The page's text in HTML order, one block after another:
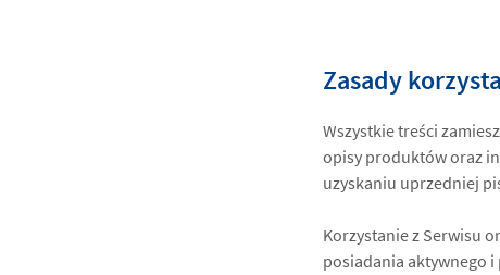
Zasady
Wszystkie treści
opisy produktów oraz
uzyskaniu uprzedniej
Korzystanie z Serwisu
posiadania aktywnego